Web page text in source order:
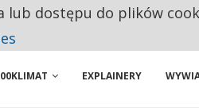
EXPLAINERY
lub dostępu do plików